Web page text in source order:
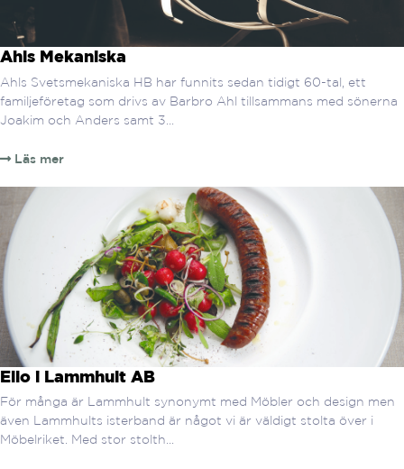
Ahls Mekaniska
Ahls Svetsmekaniska HB har funnits sedan tidigt 60-tal, ett
familjeföretag som drivs av Barbro Ahl tillsammans med sönerna
Joakim och Anders samt 3...
Läs mer
Ello i Lammhult AB
För många är Lammhult synonymt med Möbler och design men
även Lammhults isterband är något vi är väldigt stolta över i
Möbelriket. Med stor stolth...